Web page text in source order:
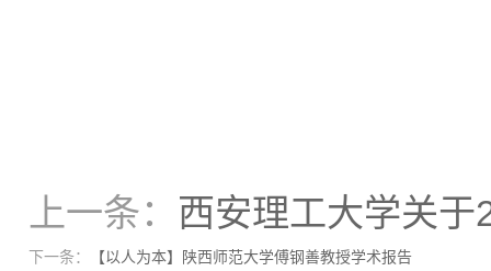
上一条： 西安理工大学关
下一条： 【以人为本】陕西师范大学傅钢善教授学术报告